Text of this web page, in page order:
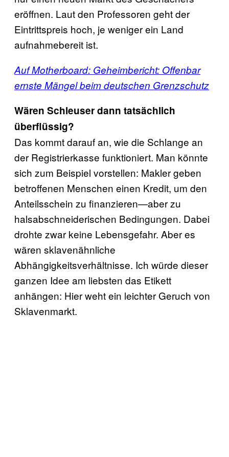
eröffnen. Laut den Professoren geht der
Eintrittspreis hoch, je weniger ein Land
aufnahmebereit ist.
Auf Motherboard: Geheimbericht: Offenbar
ernste Mängel beim deutschen Grenzschutz
Wären Schleuser dann tatsächlich
überflüssig?
Das kommt darauf an, wie die Schlange an
der Registrierkasse funktioniert. Man könnte
sich zum Beispiel vorstellen: Makler geben
betroffenen Menschen einen Kredit, um den
Anteilsschein zu finanzieren—aber zu
halsabschneiderischen Bedingungen. Dabei
drohte zwar keine Lebensgefahr. Aber es
wären sklavenähnliche
Abhängigkeitsverhältnisse. Ich würde dieser
ganzen Idee am liebsten das Etikett
anhängen: Hier weht ein leichter Geruch von
Sklavenmarkt.